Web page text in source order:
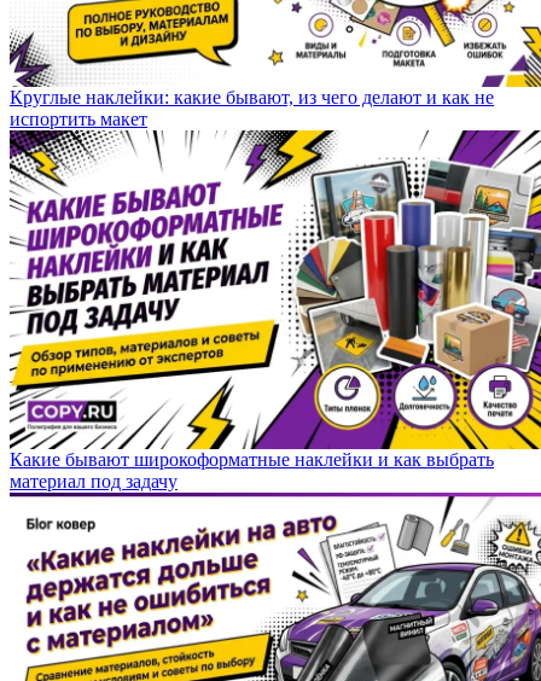
Круглые наклейки: какие бывают, из чего делают и как не
испортить макет
Какие бывают широкоформатные наклейки и как выбрать
материал под задачу